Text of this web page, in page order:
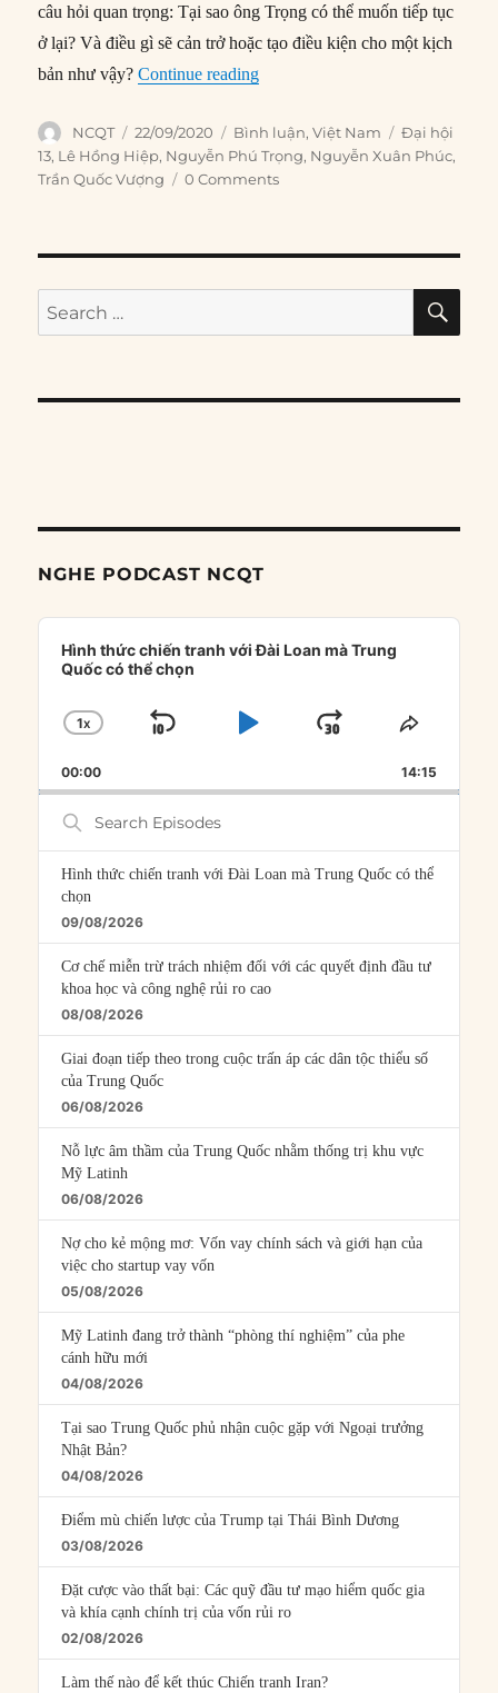
câu hỏi quan trọng: Tại sao ông Trọng có thể muốn tiếp tục
ở lại? Và điều gì sẽ cản trở hoặc tạo điều kiện cho một kịch
bản như vậy?Continue reading“Liệu Tổng Bí thư Nguyễn Phú
Author
NCQT
Posted
on
22/09/2020 Categories
Bình luận,Việt Nam Tags
Đại hội
13, Lê Hồng Hiệp, Nguyễn Phú Trọng, Nguyễn Xuân Phúc,
Trần Quốc Vượng
0 Comments
Search
for:
NGHE PODCAST NCQT
Audio
Player
Hình thức chiến tranh với Đài Loan mà Trung
Quốc có thể chọn
CHANGE
RATE
1X
SKIP
PLAYJUMP
FORWARD
SHARE
00:00 14:15
Search
Episodes
Hình thức chiến tranh với Đài Loan mà Trung Quốc có thể
chọn
09/08/2026
Cơ chế miễn trừ trách nhiệm đối với các quyết định đầu tư
khoa học và công nghệ rủi ro cao
08/08/2026
Giai đoạn tiếp theo trong cuộc trấn áp các dân tộc thiểu số
của Trung Quốc
06/08/2026
Nỗ lực âm thầm của Trung Quốc nhằm thống trị khu vực
Mỹ Latinh
06/08/2026
Nợ cho kẻ mộng mơ: Vốn vay chính sách và giới hạn của
việc cho startup vay vốn
05/08/2026
Mỹ Latinh đang trở thành “phòng thí nghiệm” của phe
cánh hữu mới
04/08/2026
Tại sao Trung Quốc phủ nhận cuộc gặp với Ngoại trưởng
Nhật Bản?
04/08/2026
Điểm mù chiến lược của Trump tại Thái Bình Dương
03/08/2026
Đặt cược vào thất bại: Các quỹ đầu tư mạo hiểm quốc gia
và khía cạnh chính trị của vốn rủi ro
02/08/2026
Làm thế nào để kết thúc Chiến tranh Iran?